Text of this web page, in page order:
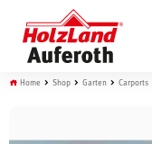
Home Shop Garten Carports